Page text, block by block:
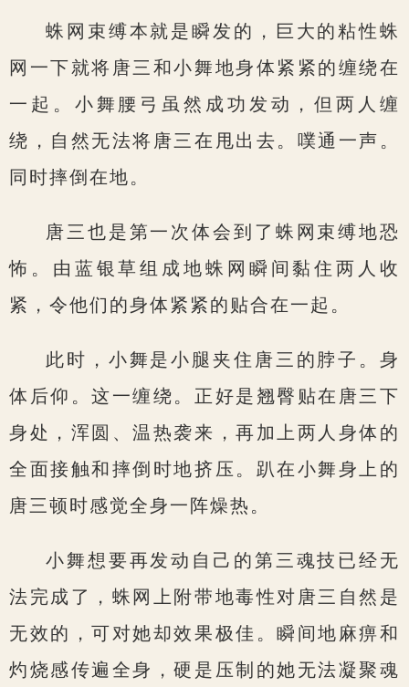
蛛网束缚本就是瞬发的，巨大的粘性蛛
网一下就将唐三和小舞地身体紧紧的缠绕在
一起。小舞腰弓虽然成功发动，但两人缠
绕，自然无法将唐三在甩出去。噗通一声。
同时摔倒在地。
唐三也是第一次体会到了蛛网束缚地恐
怖。由蓝银草组成地蛛网瞬间黏住两人收
紧，令他们的身体紧紧的贴合在一起。
此时，小舞是小腿夹住唐三的脖子。身
体后仰。这一缠绕。正好是翘臀贴在唐三下
身处，浑圆、温热袭来，再加上两人身体的
全面接触和摔倒时地挤压。趴在小舞身上的
唐三顿时感觉全身一阵燥热。
小舞想要再发动自己的第三魂技已经无
法完成了，蛛网上附带地毒性对唐三自然是
无效的，可对她却效果极佳。瞬间地麻痹和
灼烧感传遍全身，硬是压制的她无法凝聚魂